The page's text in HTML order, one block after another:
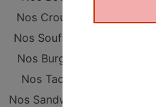
Nos Crousty
Nos Soufflets
Nos Burgers
Nos Tacos
Nos Sandwichs